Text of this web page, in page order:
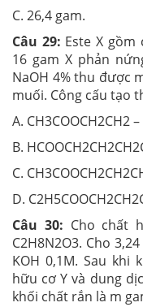
C. 26,4 gam. D.
Câu 29: Este X gồm
16 gam X phản
NaOH 4% thu được
muối. Công cấu tạo
A. CH3COOCH2CH2
B.
C.
D.
Câu 30: Cho chất
C2H8N2O3. Cho
KOH 0,1M. Sau
hữu cơ Y và dung
khối chất rắn là m